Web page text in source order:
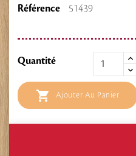
Référence 51439
Quantité
 Ajouter Au Panier